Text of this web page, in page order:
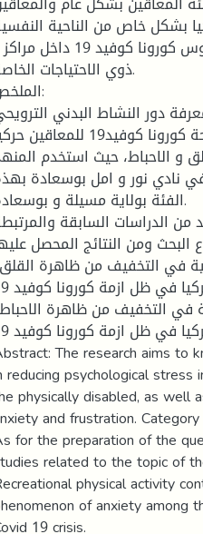
بشكل خاص من الناحية
ذوي الاحتياجات
دور النشاط البدني
في التقليل من الضغوط النفسية في ظل جائحة كورونا كوفيد19
و الاحباط، حيث استخدم
20 معاق حركيا في نادي نور و امل بوسعادة
الفئة بولاية مسيلة و
من الدراسات السابقة
ومن النتائج المحصل
لدى المعاقين
لدى المعاقين
The research aims to
reducing psychological
physically disabled, as well
and frustration.
for the preparation of the
related to the topic of
physical activity
of anxiety among
19 crisis.